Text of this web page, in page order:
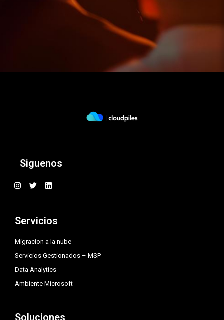
Siguenos
I
n
g
m
T
w
e
L
i
d
Servicios
Migracion a la nube
Servicios Gestionados – MSP
Data Analytics
Ambiente Microsoft